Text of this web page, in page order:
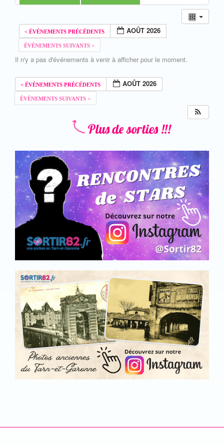
AOÛT 2026
Il n'y a pas d'événements à venir à afficher pour le moment.
AOÛT 2026